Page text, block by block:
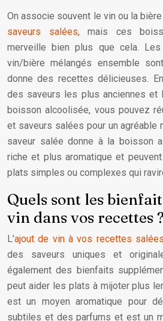
On associe souvent le vin ou la
saveurs salées, mais ces
merveille bien plus que cela.
vin/bière mélangés ensemble
donne des recettes délicieuses.
des saveurs les plus anciennes et
boisson alcoolisée, vous pouvez
et saveurs salées pour un agréable
saveur salée donne à la boisson
riche et plus aromatique et
plats simples ou complexes qui
Quels sont les
vin dans vos recettes ?
L’ajout de vin à vos recettes salées
des saveurs uniques et
également des bienfaits
peut aider les plats à mijoter plus
est un moyen aromatique pour
subtiles et des parfums et est un